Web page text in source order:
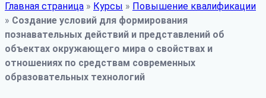
Главная страница » Курсы » Повышение квалификации
» Создание условий для формирования
познавательных действий и представлений об
объектах окружающего мира о свойствах и
отношениях по средствам современных
образовательных технологий